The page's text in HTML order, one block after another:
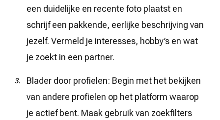
een duidelijke en recente foto plaatst en
schrijf een pakkende, eerlijke beschrijving van
jezelf. Vermeld je interesses, hobby’s en wat
je zoekt in een partner.
Blader door profielen: Begin met het bekijken
van andere profielen op het platform waarop
je actief bent. Maak gebruik van zoekfilters